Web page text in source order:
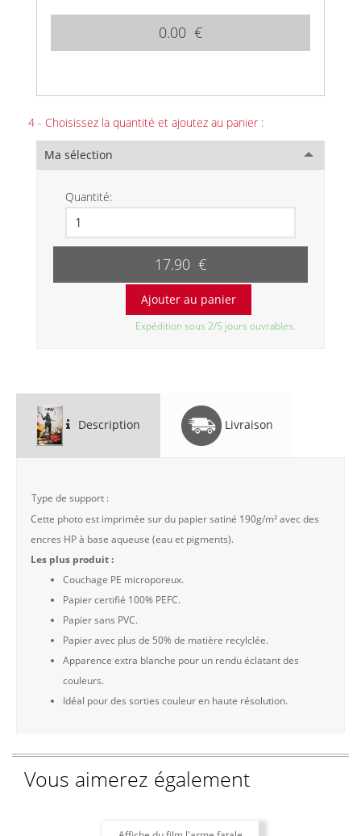
0.00 €
4 - Choisissez la quantité et ajoutez au panier :
Ma sélection
Quantité:
17.90 €
Expédition sous 2/5 jours ouvrables.
Description Livraison
Type de support :
Cette photo est imprimée sur du papier satiné 190g/m² avec des
encres HP à base aqueuse (eau et pigments).
Les plus produit :
Couchage PE microporeux.
Papier certifié 100% PEFC.
Papier sans PVC.
Papier avec plus de 50% de matière recylclée.
Apparence extra blanche pour un rendu éclatant des
couleurs.
Idéal pour des sorties couleur en haute résolution.
Vous aimerez également